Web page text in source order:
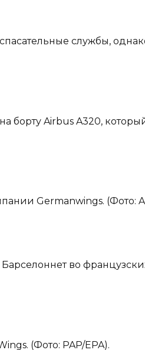
службы,
борту Airbus A320,
Germanwings. (Фото:
во
(Фото: PAP/EPA).